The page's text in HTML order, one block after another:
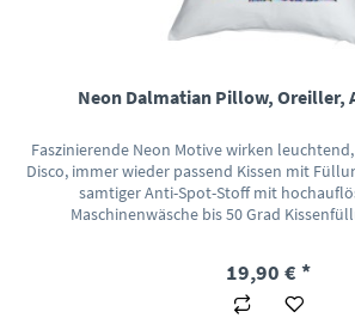
Neon Dalmatian Pillow, Oreiller,
Faszinierende Neon Motive wirken
Disco, immer wieder passend Kissen mit
samtiger Anti-Spot-Stoff mit
Maschinenwäsche bis 50 Grad
19,90 € *